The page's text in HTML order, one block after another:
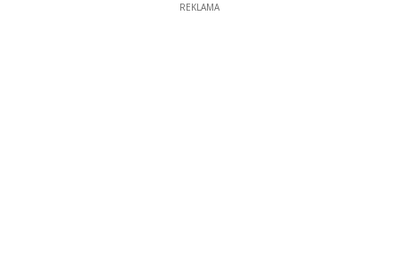
REKLAMA